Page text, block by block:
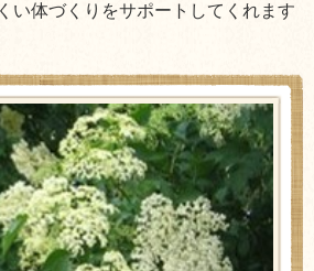
い体づくりをサポートしてくれます